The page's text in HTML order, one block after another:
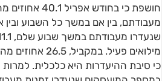
חושפת כי בחודש
מעבודתם, בין אם במשך כל השבוע ובין
מילואים פעיל.
כי סיבת ההיעדרות היא כלכלית. למרות